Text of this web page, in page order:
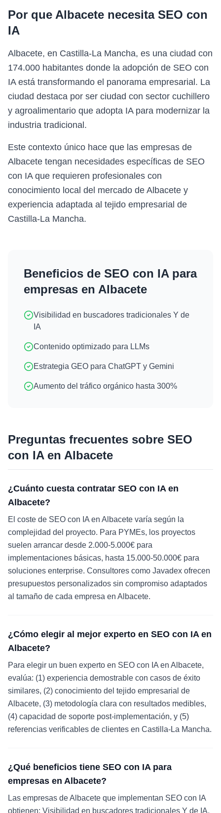
Por que Albacete necesita SEO con
IA
Albacete, en Castilla-La Mancha, es una ciudad con
174.000 habitantes donde la adopción de SEO con
IA está transformando el panorama empresarial. La
ciudad destaca por ser ciudad con sector cuchillero
y agroalimentario que adopta IA para modernizar la
industria tradicional.
Este contexto único hace que las empresas de
Albacete tengan necesidades específicas de SEO
con IA que requieren profesionales con
conocimiento local del mercado de Albacete y
experiencia adaptada al tejido empresarial de
Castilla-La Mancha.
Beneficios de SEO con IApara
empresas en Albacete
Visibilidad en buscadores tradicionales Y de
IA
Contenido optimizado para LLMs
Estrategia GEO para ChatGPT y Gemini
Aumento del tráfico orgánico hasta 300%
Preguntas frecuentes sobre SEO
con IAen Albacete
¿Cuánto cuesta contratar SEO con IA en
Albacete?
El coste de SEO con IA en Albacete varía según la
complejidad del proyecto. Para PYMEs, los proyectos
suelen arrancar desde 2.000-5.000€ para
implementaciones básicas, hasta 15.000-50.000€ para
soluciones enterprise. Consultores como Javadex ofrecen
presupuestos personalizados sin compromiso adaptados
al tamaño de cada empresa en Albacete.
¿Cómo elegir al mejor experto en SEO con IA en
Albacete?
Para elegir un buen experto en SEO con IA en Albacete,
evalúa: (1) experiencia demostrable con casos de éxito
similares, (2) conocimiento del tejido empresarial de
Albacete, (3) metodología clara con resultados medibles,
(4) capacidad de soporte post-implementación, y (5)
referencias verificables de clientes en Castilla-La Mancha.
¿Qué beneficios tiene SEO con IA para
empresas en Albacete?
Las empresas de Albacete que implementan SEO con IA
obtienen: Visibilidad en buscadores tradicionales Y de IA,